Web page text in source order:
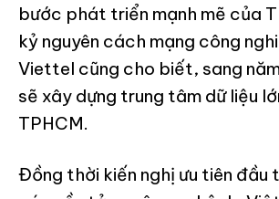
bước phát triển mạnh mẽ của
kỷ nguyên cách mạng công
Viettel cũng cho biết, sang
sẽ xây dựng trung tâm dữ liệu
TPHCM.
Đồng thời kiến nghị ưu tiên đầu